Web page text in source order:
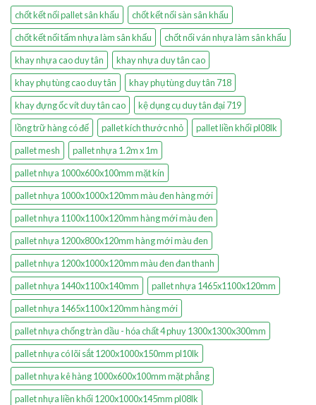
chốt kết nối pallet sân khấu
chốt kết nối sàn sân khấu
chốt kết nối tấm nhựa làm sân khấu
chốt nối ván nhựa làm sân khấu
khay nhựa cao duy tân
khay nhựa duy tân cao
khay phụ tùng cao duy tân
khay phụ tùng duy tân 718
khay đựng ốc vít duy tân cao
kệ dụng cụ duy tân đại 719
lồng trữ hàng có đế
pallet kích thước nhỏ
pallet liền khối pl08lk
pallet mesh
pallet nhựa 1.2m x 1m
pallet nhựa 1000x600x100mm mặt kín
pallet nhựa 1000x1000x120mm màu đen hàng mới
pallet nhựa 1100x1100x120mm hàng mới màu đen
pallet nhựa 1200x800x120mm hàng mới màu đen
pallet nhựa 1200x1000x120mm màu đen đan thanh
pallet nhựa 1440x1100x140mm
pallet nhựa 1465x1100x120mm
pallet nhựa 1465x1100x120mm hàng mới
pallet nhựa chống tràn dầu - hóa chất 4 phuy 1300x1300x300mm
pallet nhựa có lõi sắt 1200x1000x150mm pl10lk
pallet nhựa kê hàng 1000x600x100mm mặt phẳng
pallet nhựa liền khối 1200x1000x145mm pl08lk